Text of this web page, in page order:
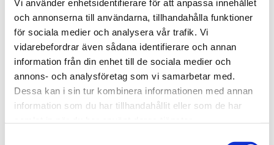
Vi använder enhetsidentifierare för att anpassa innehållet
och annonserna till användarna, tillhandahålla funktioner
för sociala medier och analysera vår trafik. Vi
vidarebefordrar även sådana identifierare och annan
information från din enhet till de sociala medier och
annons- och analysföretag som vi samarbetar med.
Dessa kan i sin tur kombinera informationen med annan
information som du har tillhandahållit eller som de har
Vittnesbörd
Ateisten Henrik fångades
av den korsfäste Jesus